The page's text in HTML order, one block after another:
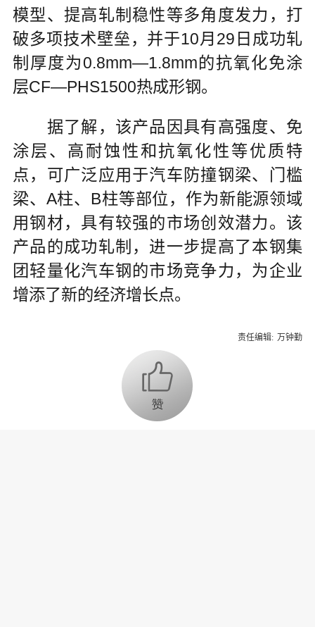
模型、提高轧制稳性等多角度发力，打
破多项技术壁垒，并于10月29日成功轧
制厚度为0.8mm—1.8mm的抗氧化免涂
层CF—PHS1500热成形钢。
据了解，该产品因具有高强度、免
涂层、高耐蚀性和抗氧化性等优质特
点，可广泛应用于汽车防撞钢梁、门槛
梁、A柱、B柱等部位，作为新能源领域
用钢材，具有较强的市场创效潜力。该
产品的成功轧制，进一步提高了本钢集
团轻量化汽车钢的市场竞争力，为企业
增添了新的经济增长点。
责任编辑: 万钟勤